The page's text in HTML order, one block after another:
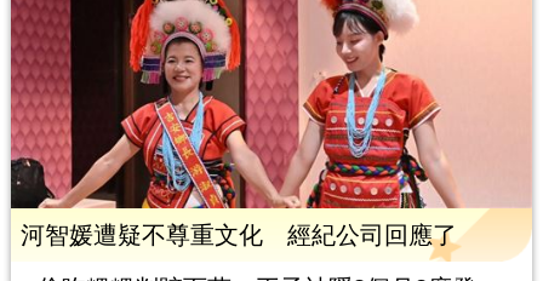
河智媛遭疑不尊重文化 經紀公司回應了